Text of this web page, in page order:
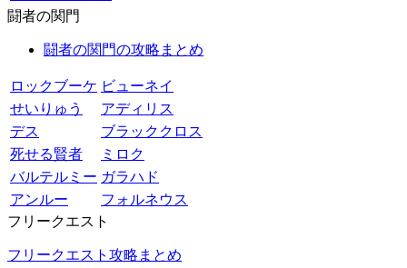
闘者の関門
闘者の関門の攻略まとめ
ロックブーケ ビューネイ
せいりゅう
アディリス
デス
ブラッククロス
死せる賢者
ミロク
バルテルミー ガラハド
アンルー
フォルネウス
フリークエスト
フリークエスト攻略まとめ